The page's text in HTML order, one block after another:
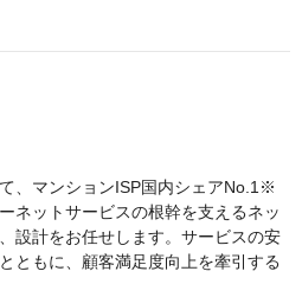
、マンションISP国内シェアNo.1※
ネットサービスの根幹を支えるネッ
設計をお任せします。サービスの安
ともに、顧客満足度向上を牽引する